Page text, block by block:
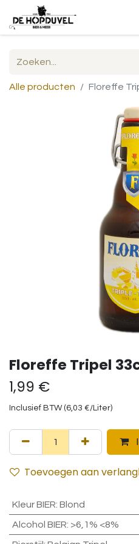
Alle producten Floreffe
Floreffe Tripel
1,99 €
Inclusief BTW (6,03 €/Liter)
Toevoegen aan
Kleur BIER: Blond
Alcohol BIER: >6,1% <8%